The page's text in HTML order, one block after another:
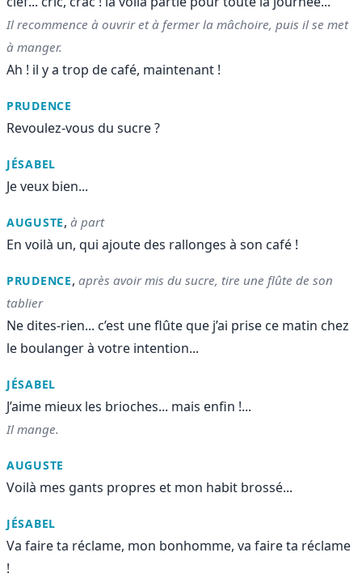
Il recommence à ouvrir et à fermer la mâchoire, puis il se met
à manger.
Ah ! il y a trop de café, maintenant !
PRUDENCE
Revoulez-vous du sucre ?
JÉSABEL
Je veux bien...
AUGUSTE, à part
En voilà un, qui ajoute des rallonges à son café !
PRUDENCE, après avoir mis du sucre, tire une flûte de son
tablier
Ne dites-rien... c’est une flûte que j’ai prise ce matin chez
le boulanger à votre intention...
JÉSABEL
J’aime mieux les brioches... mais enfin !...
Il mange.
AUGUSTE
Voilà mes gants propres et mon habit brossé...
JÉSABEL
Va faire ta réclame, mon bonhomme, va faire ta réclame
!